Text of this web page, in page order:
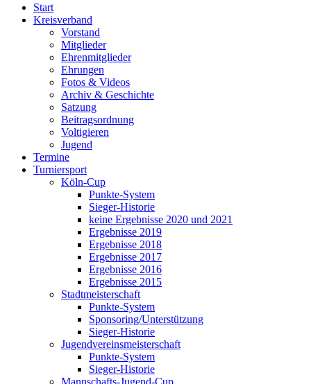
Start
Kreisverband
Vorstand
Mitglieder
Ehrenmitglieder
Ehrungen
Fotos & Videos
Archiv & Geschichte
Satzung
Beitragsordnung
Voltigieren
Jugend
Termine
Turniersport
Köln-Cup
Punkte-System
Sieger-Historie
keine Ergebnisse 2020 und 2021
Ergebnisse 2019
Ergebnisse 2018
Ergebnisse 2017
Ergebnisse 2016
Ergebnisse 2015
Stadtmeisterschaft
Punkte-System
Sponsoring/Unterstützung
Sieger-Historie
Jugendvereinsmeisterschaft
Punkte-System
Sieger-Historie
Mannschafts-Jugend-Cup